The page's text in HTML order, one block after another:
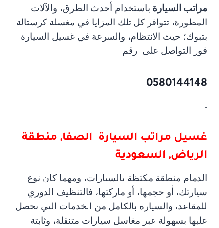
مراتب السيارة باستخدام أحدث الطرق، والآلات
المطورة، تتوافر كل تلك المزايا في مغسلة كرستالة
بتبوك؛ حيث الانتظام، والسرعة في غسيل السيارة
فور التواصل على رقم
0580144148
.
غسيل مراتب السيارة الصفا, منطقة
الرياض, السعودية
الدمام منطقة مكتظة بالسيارات، ومهما كان نوع
سيارتك، أو حجمها، أو ماركتها، فالتنظيف الدوري
للمقاعد، والسيارة بالكامل من الخدمات التي تحصل
عليها بسهولة عبر مغاسل سيارات متنقلة، وثابتة